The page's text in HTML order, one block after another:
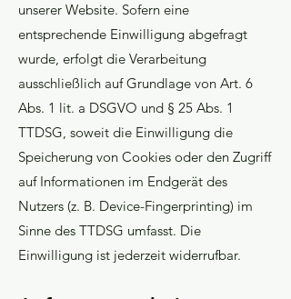
unserer Website. Sofern eine
entsprechende Einwilligung abgefragt
wurde, erfolgt die Verarbeitung
ausschließlich auf Grundlage von Art. 6
Abs. 1 lit. a DSGVO und § 25 Abs. 1
TTDSG, soweit die Einwilligung die
Speicherung von Cookies oder den Zugriff
auf Informationen im Endgerät des
Nutzers (z. B. Device-Fingerprinting) im
Sinne des TTDSG umfasst. Die
Einwilligung ist jederzeit widerrufbar.